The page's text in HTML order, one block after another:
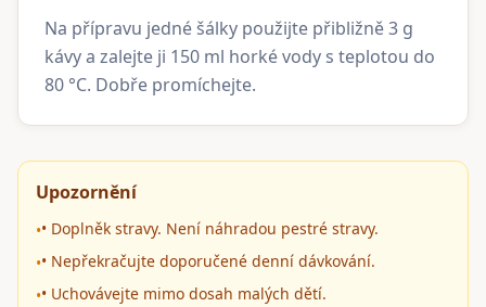
Na přípravu jedné šálky použijte přibližně 3 g
kávy a zalejte ji 150 ml horké vody s teplotou do
80 °C. Dobře promíchejte.
Upozornění
•• Doplněk stravy. Není náhradou pestré stravy.
•• Nepřekračujte doporučené denní dávkování.
•• Uchovávejte mimo dosah malých dětí.